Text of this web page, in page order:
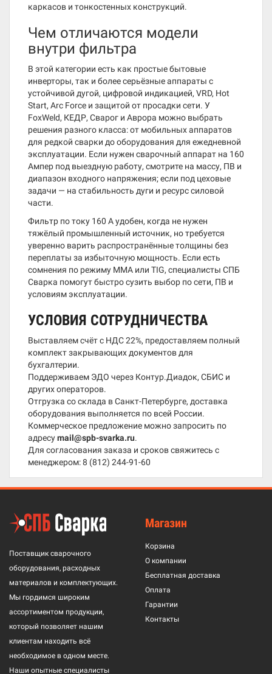
каркасов и тонкостенных конструкций.
Чем отличаются модели
внутри фильтра
В этой категории есть как простые бытовые
инверторы, так и более серьёзные аппараты с
устойчивой дугой, цифровой индикацией, VRD, Hot
Start, Arc Force и защитой от просадки сети. У
FoxWeld, КЕДР, Сварог и Аврора можно выбрать
решения разного класса: от мобильных аппаратов
для редкой сварки до оборудования для ежедневной
эксплуатации. Если нужен сварочный аппарат на 160
Ампер под выездную работу, смотрите на массу, ПВ и
диапазон входного напряжения; если под цеховые
задачи — на стабильность дуги и ресурс силовой
части.
Фильтр по току 160 А удобен, когда не нужен
тяжёлый промышленный источник, но требуется
уверенно варить распространённые толщины без
переплаты за избыточную мощность. Если есть
сомнения по режиму MMA или TIG, специалисты СПБ
Сварка помогут быстро сузить выбор по сети, ПВ и
условиям эксплуатации.
УСЛОВИЯ СОТРУДНИЧЕСТВА
Выставляем счёт с НДС 22%, предоставляем полный
комплект закрывающих документов для
бухгалтерии.
Поддерживаем ЭДО через Контур.Диадок, СБИС и
других операторов.
Отгрузка со склада в Санкт-Петербурге, доставка
оборудования выполняется по всей России.
Коммерческое предложение можно запросить по
адресуmail@spb-svarka.ru.
Для согласования заказа и сроков свяжитесь с
менеджером:8 (812) 244-91-60
Поставщик сварочного
оборудования, расходных
материалов и комплектующих.
Мы гордимся широким
ассортиментом продукции,
который позволяет нашим
клиентам находить всё
необходимое в одном месте.
Наши опытные специалисты
Магазин
Корзина
О компании
Бесплатная доставка
Оплата
Гарантии
Контакты